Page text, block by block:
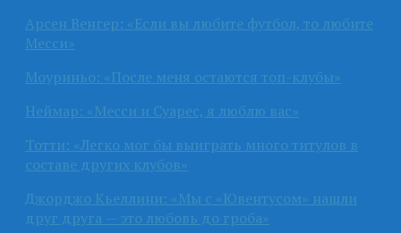
Арсен Венгер: «Если вы любите футбол, то любите
Месси»
Моуриньо: «После меня остаются топ-клубы»
Неймар: «Месси и Суарес, я люблю вас»
Тотти: «Легко мог бы выиграть много титулов в
составе других клубов»
Джорджо Кьеллини: «Мы с «Ювентусом» нашли
друг друга — это любовь до гроба»